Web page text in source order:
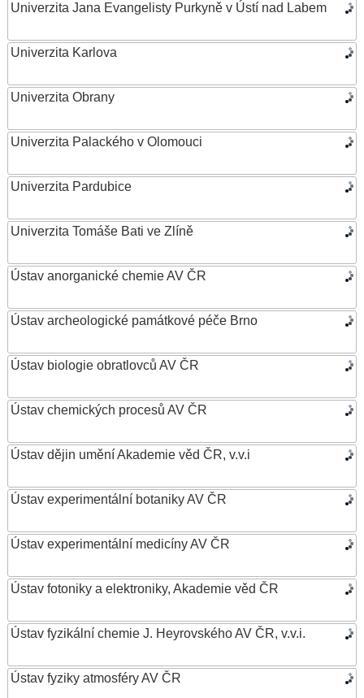
Univerzita Jana Evangelisty Purkyně v Ústí nad Labem
Univerzita Karlova
Univerzita Obrany
Univerzita Palackého v Olomouci
Univerzita Pardubice
Univerzita Tomáše Bati ve Zlíně
Ústav anorganické chemie AV ČR
Ústav archeologické památkové péče Brno
Ústav biologie obratlovců AV ČR
Ústav chemických procesů AV ČR
Ústav dějin umění Akademie věd ČR, v.v.i
Ústav experimentální botaniky AV ČR
Ústav experimentální medicíny AV ČR
Ústav fotoniky a elektroniky, Akademie věd ČR
Ústav fyzikální chemie J. Heyrovského AV ČR, v.v.i.
Ústav fyziky atmosféry AV ČR